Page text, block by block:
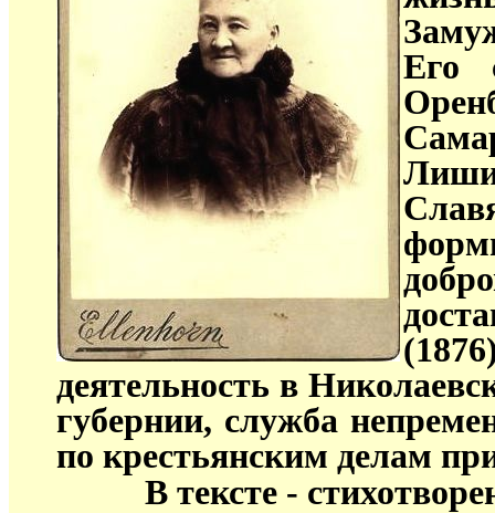
Его
деятельность в
губернии, служба
по крестьянским делам
В тексте -